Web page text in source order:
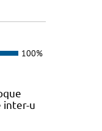
100%
inter-u